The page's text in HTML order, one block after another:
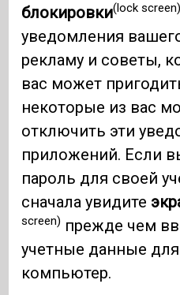
блокировки(lock screen)
уведомления
рекламу и советы,
вас может
некоторые из вас
отключить эти
приложений. Если
пароль для своей
сначала увидите
screen) прежде чем
учетные данные
компьютер.